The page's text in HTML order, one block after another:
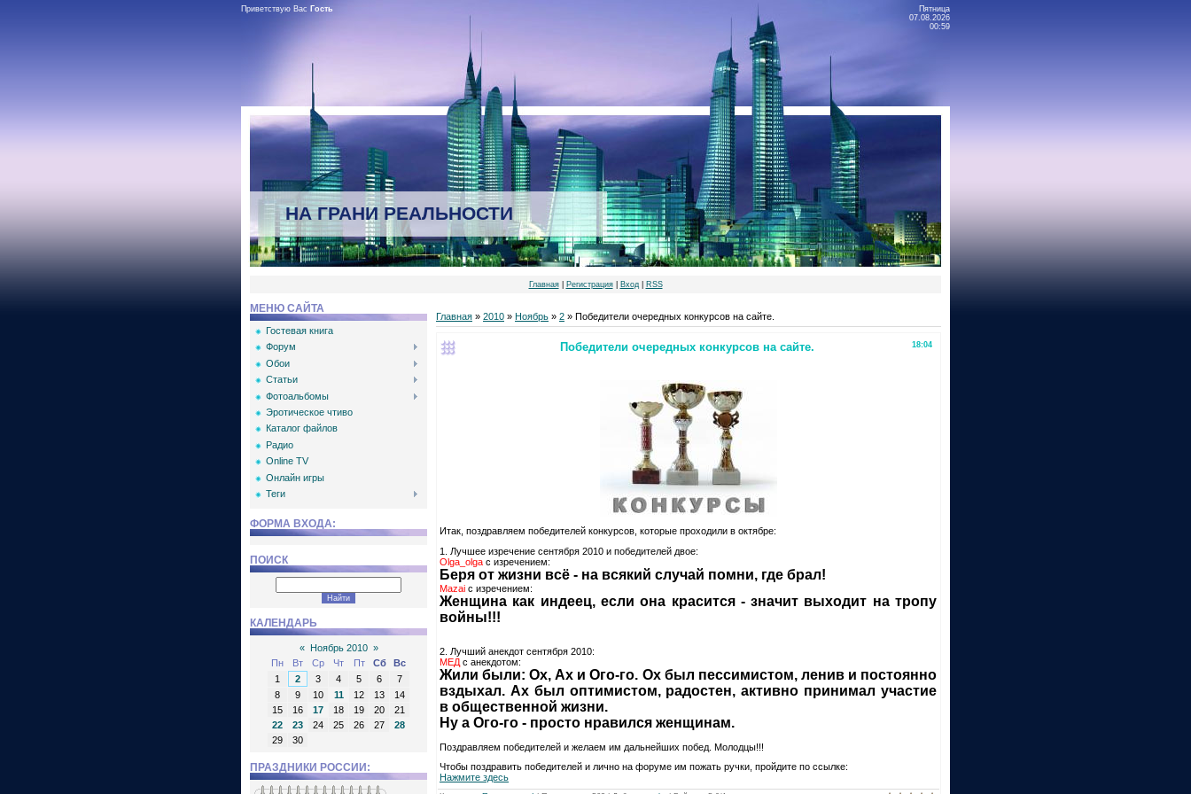
Приветствую Вас Гость
Пятница
07.08.2026
00:59
НА ГРАНИ РЕАЛЬНОСТИ
Главная| Регистрация| Вход| RSS
МЕНЮ САЙТА
Гостевая книга
Форум
Обои
Статьи
Фотоальбомы
Эротическое чтиво
Каталог файлов
Радио
Online TV
Онлайн игры
Теги
ФОРМА ВХОДА:
ПОИСК
КАЛЕНДАРЬ
« Ноябрь 2010 »
Пн
Вт Ср Чт Пт Сб
Вс
1
2 3 4 5 6
7
8
9 10 11 12 13
14
15
16 17 18 19 20
21
22
23 24 25 26 27
28
29
30
ПРАЗДНИКИ РОССИИ:
Главная » 2010 » Ноябрь » 2 » Победители очередных конкурсов на сайте.
18:04
Победители очередных конкурсов на сайте.
Итак, поздравляем победителей конкурсов, которые проходили в октябре:
1. Лучшее изречение сентября 2010 и победителей двое:
Оlga_olga с изречением:
Беря от жизни всё - на всякий случай помни, где брал!
Mazai с изречением:
Женщина как индеец, если она красится - значит выходит на тропу
войны!!!
2. Лучший анекдот сентября 2010:
МЕД с анекдотом:
Жили были: Ох, Ах и Ого-го. Ох был пессимистом, ленив и постоянно
вздыхал. Ах был оптимистом, радостен, активно принимал участие
в общественной жизни.
Hу а Ого-го - просто нравился женщинам.
Поздравляем победителей и желаем им дальнейших побед. Молодцы!!!
Чтобы поздравить победителей и лично на форуме им пожать ручки, пройдите по ссылке:
Нажмите здесь